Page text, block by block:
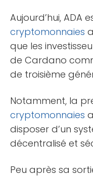
Aujourd’hui, ADA
cryptomonnaies
que les
de Cardano
de troisième
Notamment, la
cryptomonnaies
disposer d’un
décentralisé et
Peu après sa